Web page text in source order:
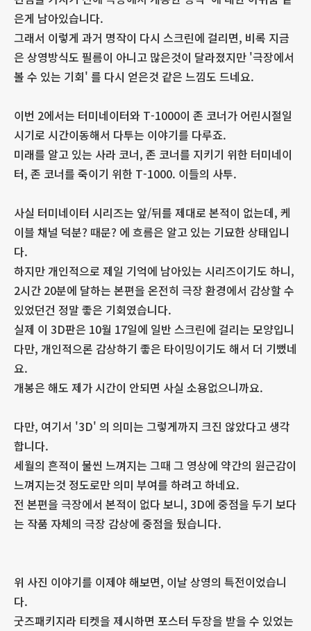
은게 남아있습니다.
그래서 이렇게 과거 명작이 다시 스크린에 걸리면, 비록 지금
은 상영방식도 필름이 아니고 많은것이 달라졌지만 '극장에서
볼 수 있는 기회' 를 다시 얻은것 같은 느낌도 드네요.
이번 2에서는 터미네이터와 T-1000이 존 코너가 어린시절일
시기로 시간이동해서 다투는 이야기를 다루죠.
미래를 알고 있는 사라 코너, 존 코너를 지키기 위한 터미네이
터, 존 코너를 죽이기 위한 T-1000. 이들의 사투.
사실 터미네이터 시리즈는 앞/뒤를 제대로 본적이 없는데, 케
이블 채널 덕분? 때문? 에 흐름은 알고 있는 기묘한 상태입니
다.
하지만 개인적으로 제일 기억에 남아있는 시리즈이기도 하니,
2시간 20분에 달하는 본편을 온전히 극장 환경에서 감상할 수
있었던건 정말 좋은 기회였습니다.
실제 이 3D판은 10월 17일에 일반 스크린에 걸리는 모양입니
다만, 개인적으론 감상하기 좋은 타이밍이기도 해서 더 기뻤네
요.
개봉은 해도 제가 시간이 안되면 사실 소용없으니까요.
다만, 여기서 '3D' 의 의미는 그렇게까지 크진 않았다고 생각
합니다.
세월의 흔적이 물씬 느껴지는 그때 그 영상에 약간의 원근감이
느껴지는것 정도로만 의미 부여를 하려고 하네요.
전 본편을 극장에서 본적이 없다 보니, 3D에 중점을 두기 보다
는 작품 자체의 극장 감상에 중점을 뒀습니다.
위 사진 이야기를 이제야 해보면, 이날 상영의 특전이었습니
다.
굿즈패키지라 티켓을 제시하면 포스터 두장을 받을 수 있었는